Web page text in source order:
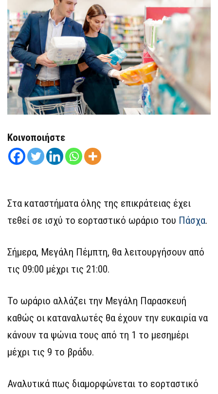
Κοινοποιήστε
Στα καταστήματα όλης της επικράτειας έχει
τεθεί σε ισχύ το εορταστικό ωράριο του Πάσχα.
Σήμερα, Μεγάλη Πέμπτη, θα λειτουργήσουν από
τις 09:00 μέχρι τις 21:00.
Το ωράριο αλλάζει την Μεγάλη Παρασκευή
καθώς οι καταναλωτές θα έχουν την ευκαιρία να
κάνουν τα ψώνια τους από τη 1 το μεσημέρι
μέχρι τις 9 το βράδυ.
Αναλυτικά πως διαμορφώνεται το εορταστικό